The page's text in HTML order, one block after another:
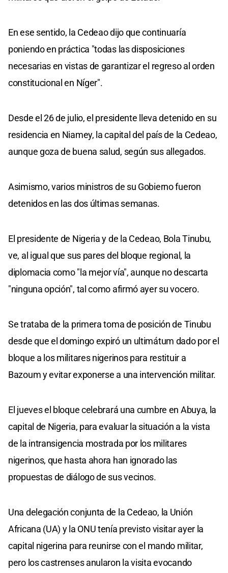
En ese sentido, la Cedeao dijo que continuaría
poniendo en práctica "todas las disposiciones
necesarias en vistas de garantizar el regreso al orden
constitucional en Níger".
Desde el 26 de julio, el presidente lleva detenido en su
residencia en Niamey, la capital del país de la Cedeao,
aunque goza de buena salud, según sus allegados.
Asimismo, varios ministros de su Gobierno fueron
detenidos en las dos últimas semanas.
El presidente de Nigeria y de la Cedeao, Bola Tinubu,
ve, al igual que sus pares del bloque regional, la
diplomacia como "la mejor vía", aunque no descarta
"ninguna opción", tal como afirmó ayer su vocero.
Se trataba de la primera toma de posición de Tinubu
desde que el domingo expiró un ultimátum dado por el
bloque a los militares nigerinos para restituir a
Bazoum y evitar exponerse a una intervención militar.
El jueves el bloque celebrará una cumbre en Abuya, la
capital de Nigeria, para evaluar la situación a la vista
de la intransigencia mostrada por los militares
nigerinos, que hasta ahora han ignorado las
propuestas de diálogo de sus vecinos.
Una delegación conjunta de la Cedeao, la Unión
Africana (UA) y la ONU tenía previsto visitar ayer la
capital nigerina para reunirse con el mando militar,
pero los castrenses anularon la visita evocando